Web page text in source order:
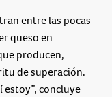
entre las pocas
queso en
producen,
de superación.
estoy”, concluye